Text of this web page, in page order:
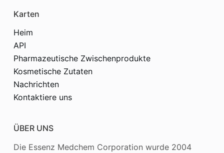
Karten
Heim
API
Pharmazeutische Zwischenprodukte
Kosmetische Zutaten
Nachrichten
Kontaktiere uns
ÜBER UNS
Die Essenz Medchem Corporation wurde 2004